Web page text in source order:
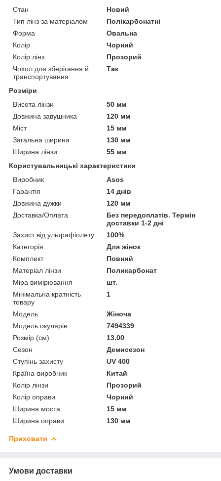
Стан
Новий
Тип лінз за матеріалом
Полікарбонатні
Форма
Овальна
Колір
Чорний
Колір лінз
Прозорий
Чохол для зберігання й
транспортування
Так
Розміри
Висота лінзи
50 мм
Довжина завушника
120 мм
Міст
15 мм
Загальна ширина
130 мм
Ширина лінзи
55 мм
Користувальницькі характеристики
Виробник
Аsos
Гарантія
14 днів
Довжина дужки
120 мм
Доставка/Оплата
Без передоплатів. Термін
доставки 1-2 дні
Захист від ультрафіолету
100%
Категорія
Для жінок
Комплект
Повний
Матеріал лінзи
Поликарбонат
Міра вимірювання
шт.
Мінімальна кратність
товару
1
Мoдель
Жіноча
Модель окулярів
7494339
Розмір (см)
13.00
Сезон
Демисезон
Ступінь захисту
UV 400
Країна-виробник
Китай
Колір лінзи
Прозорий
Колір оправи
Чорний
Ширина моста
15 мм
Ширина оправи
130 мм
Приховати
Умови доставки